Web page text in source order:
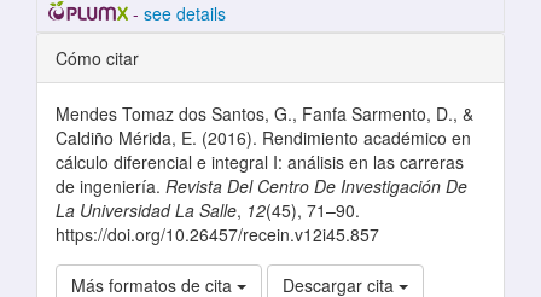
- see details
Detalles del artículo
Cómo citar
Mendes Tomaz dos Santos, G., Fanfa Sarmento, D., &
Caldiño Mérida, E. (2016). Rendimiento académico en
cálculo diferencial e integral I: análisis en las carreras
de ingeniería. Revista Del Centro De Investigación De
La Universidad La Salle, 12(45), 71–90.
https://doi.org/10.26457/recein.v12i45.857
Más formatos de cita Descargar cita